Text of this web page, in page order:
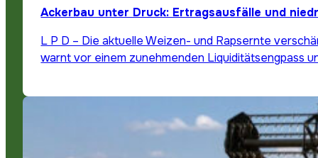
Ackerbau unter Druck: Ertragsausfälle und
L P D – Die aktuelle Weizen- und Rapsernte
warnt vor einem zunehmenden Liquiditätsengpass